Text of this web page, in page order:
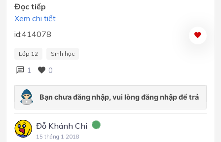
Đọc tiếp
Xem chi tiết
id:414078
Lớp 12 Sinh học
1 0
Đỗ Khánh Chi
15 tháng 1 2018